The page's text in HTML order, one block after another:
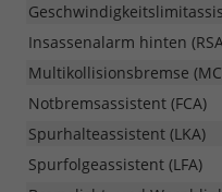
Insassenalarm hinten
Multikollisionsbremse
Notbremsassistent (FCA)
Spurhalteassistent (LKA)
Spurfolgeassistent (LFA)